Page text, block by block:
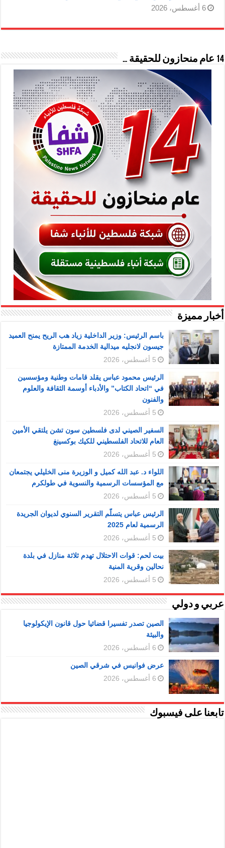
6 أغسطس، 2026
14 عام منحازون للحقيقة …
أخبار مميزة
باسم الرئيس: وزير الداخلية زياد هب الريح يمنح العميد
جيسون لانجليه ميدالية الخدمة الممتازة
5 أغسطس، 2026
الرئيس محمود عباس يقلد قامات وطنية ومؤسسين
في “اتحاد الكتاب” والأدباء أوسمة الثقافة والعلوم
والفنون
5 أغسطس، 2026
السفير الصيني لدى فلسطين سون تشن يلتقي الأمين
العام للاتحاد الفلسطيني للكيك بوكسينغ
5 أغسطس، 2026
اللواء د. عبد الله كميل و الوزيرة منى الخليلي يجتمعان
مع المؤسسات الرسمية والنسوية في طولكرم
5 أغسطس، 2026
الرئيس عباس يتسلّم التقرير السنوي لديوان الجريدة
الرسمية لعام 2025
5 أغسطس، 2026
بيت لحم: قوات الاحتلال تهدم ثلاثة منازل في بلدة
نحالين وقرية المنية
5 أغسطس، 2026
عربي و دولي
الصين تصدر تفسيرا قضائيا حول قانون الإيكولوجيا
والبيئة
6 أغسطس، 2026
عرض فوانيس في شرقي الصين
6 أغسطس، 2026
تابعنا على فيسبوك